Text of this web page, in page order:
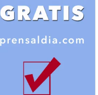
al
en